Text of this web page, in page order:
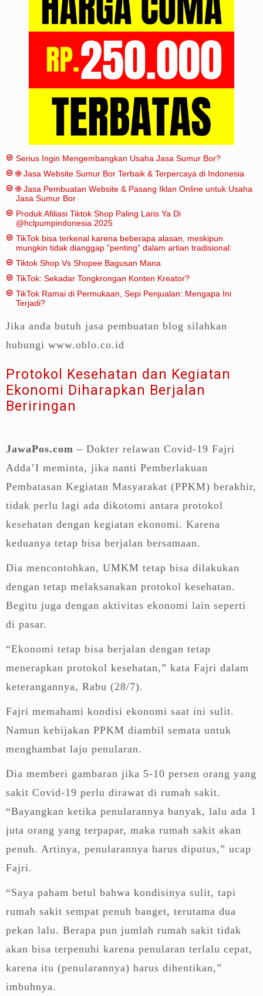
Serius Ingin Mengembangkan Usaha Jasa Sumur Bor?
🌐 Jasa Website Sumur Bor Terbaik & Terpercaya di Indonesia
🌐 Jasa Pembuatan Website & Pasang Iklan Online untuk Usaha
Jasa Sumur Bor
Produk Afiliasi Tiktok Shop Paling Laris Ya Di
@hclpumpindonesia 2025
TikTok bisa terkenal karena beberapa alasan, meskipun
mungkin tidak dianggap "penting" dalam artian tradisional:
Tiktok Shop Vs Shopee Bagusan Mana
TikTok: Sekadar Tongkrongan Konten Kreator?
TikTok Ramai di Permukaan, Sepi Penjualan: Mengapa Ini
Terjadi?
Jika anda butuh jasa pembuatan blog silahkan
hubungi www.oblo.co.id
Protokol Kesehatan dan Kegiatan
Ekonomi Diharapkan Berjalan
Beriringan
JawaPos.com – Dokter relawan Covid-19 Fajri
Adda’I meminta, jika nanti Pemberlakuan
Pembatasan Kegiatan Masyarakat (PPKM) berakhir,
tidak perlu lagi ada dikotomi antara protokol
kesehatan dengan kegiatan ekonomi. Karena
keduanya tetap bisa berjalan bersamaan.
Dia mencontohkan, UMKM tetap bisa dilakukan
dengan tetap melaksanakan protokol kesehatan.
Begitu juga dengan aktivitas ekonomi lain seperti
di pasar.
“Ekonomi tetap bisa berjalan dengan tetap
menerapkan protokol kesehatan,” kata Fajri dalam
keterangannya, Rabu (28/7).
Fajri memahami kondisi ekonomi saat ini sulit.
Namun kebijakan PPKM diambil semata untuk
menghambat laju penularan.
Dia memberi gambaran jika 5-10 persen orang yang
sakit Covid-19 perlu dirawat di rumah sakit.
“Bayangkan ketika penularannya banyak, lalu ada 1
juta orang yang terpapar, maka rumah sakit akan
penuh. Artinya, penularannya harus diputus,” ucap
Fajri.
“Saya paham betul bahwa kondisinya sulit, tapi
rumah sakit sempat penuh banget, terutama dua
pekan lalu. Berapa pun jumlah rumah sakit tidak
akan bisa terpenuhi karena penularan terlalu cepat,
karena itu (penularannya) harus dihentikan,”
imbuhnya.
Sitemap